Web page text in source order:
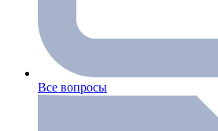
Все вопросы